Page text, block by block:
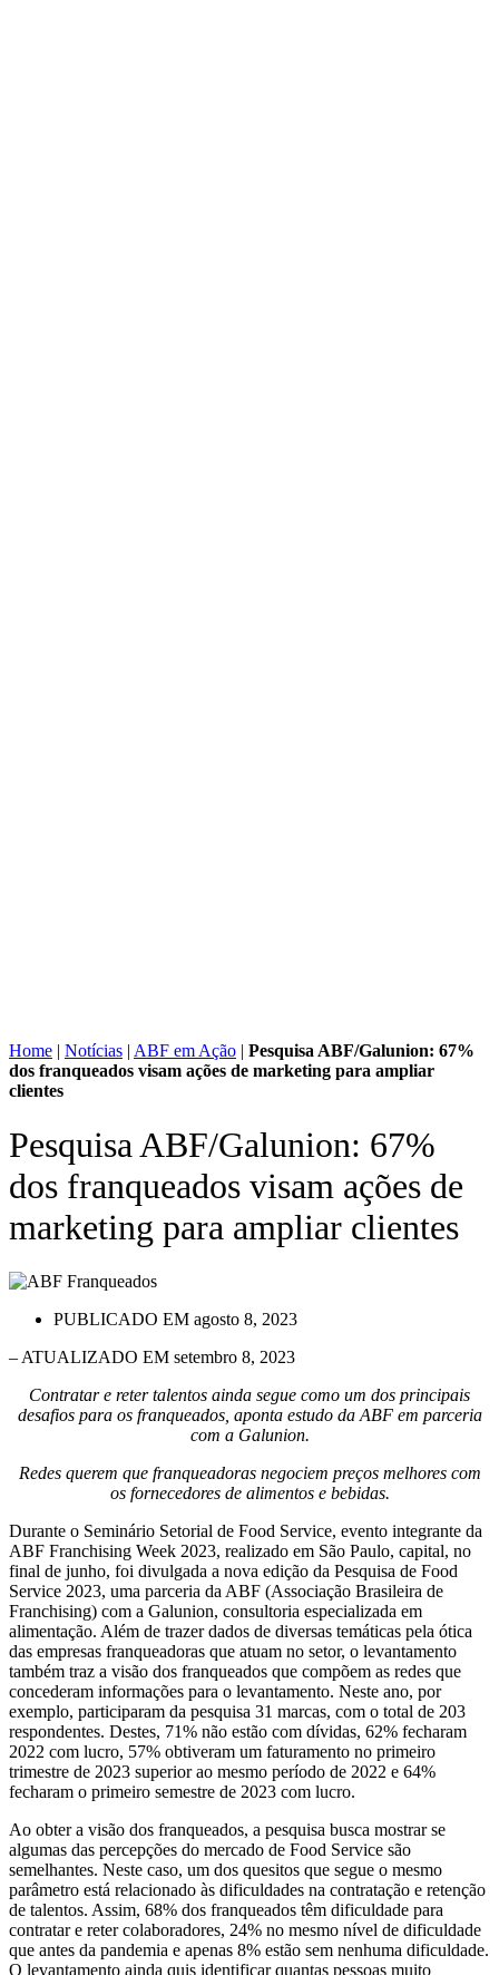
Home | Notícias | ABF em Ação | Pesquisa ABF/Galunion: 67%
dos franqueados visam ações de marketing para ampliar
clientes
Pesquisa ABF/Galunion: 67%
dos franqueados visam ações de
marketing para ampliar clientes
PUBLICADO EM agosto 8, 2023
– ATUALIZADO EM setembro 8, 2023
Contratar e reter talentos ainda segue como um dos principais
desafios para os franqueados, aponta estudo da ABF em parceria
com a Galunion.
Redes querem que franqueadoras negociem preços melhores com
os fornecedores de alimentos e bebidas.
Durante o Seminário Setorial de Food Service, evento integrante da
ABF Franchising Week 2023, realizado em São Paulo, capital, no
final de junho, foi divulgada a nova edição da Pesquisa de Food
Service 2023, uma parceria da ABF (Associação Brasileira de
Franchising) com a Galunion, consultoria especializada em
alimentação. Além de trazer dados de diversas temáticas pela ótica
das empresas franqueadoras que atuam no setor, o levantamento
também traz a visão dos franqueados que compõem as redes que
concederam informações para o levantamento. Neste ano, por
exemplo, participaram da pesquisa 31 marcas, com o total de 203
respondentes. Destes, 71% não estão com dívidas, 62% fecharam
2022 com lucro, 57% obtiveram um faturamento no primeiro
trimestre de 2023 superior ao mesmo período de 2022 e 64%
fecharam o primeiro semestre de 2023 com lucro.
Ao obter a visão dos franqueados, a pesquisa busca mostrar se
algumas das percepções do mercado de Food Service são
semelhantes. Neste caso, um dos quesitos que segue o mesmo
parâmetro está relacionado às dificuldades na contratação e retenção
de talentos. Assim, 68% dos franqueados têm dificuldade para
contratar e reter colaboradores, 24% no mesmo nível de dificuldade
que antes da pandemia e apenas 8% estão sem nenhuma dificuldade.
O levantamento ainda quis identificar quantas pessoas muito